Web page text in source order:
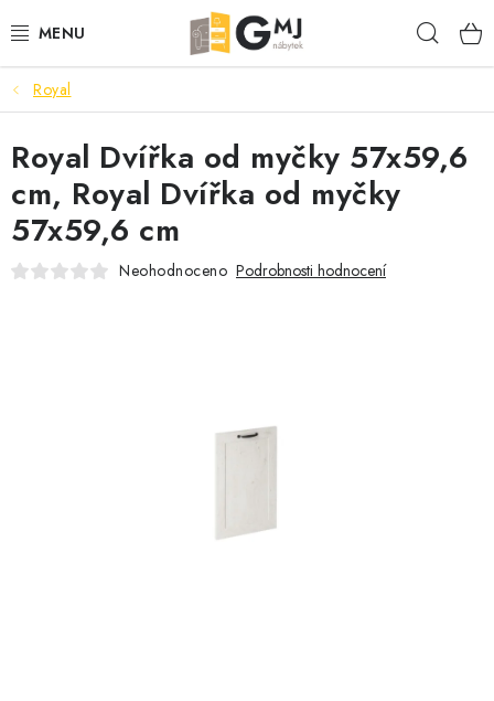
na
SEDACÍ SOUPRAVY
OBÝVACÍ POKOJ
LOŽNICE
KUCHYNĚ
Royal
Royal Dvířka od myčky 57x59,6
cm, Royal Dvířka od myčky
57x59,6 cm
Neohodnoceno Podrobnosti hodnocení